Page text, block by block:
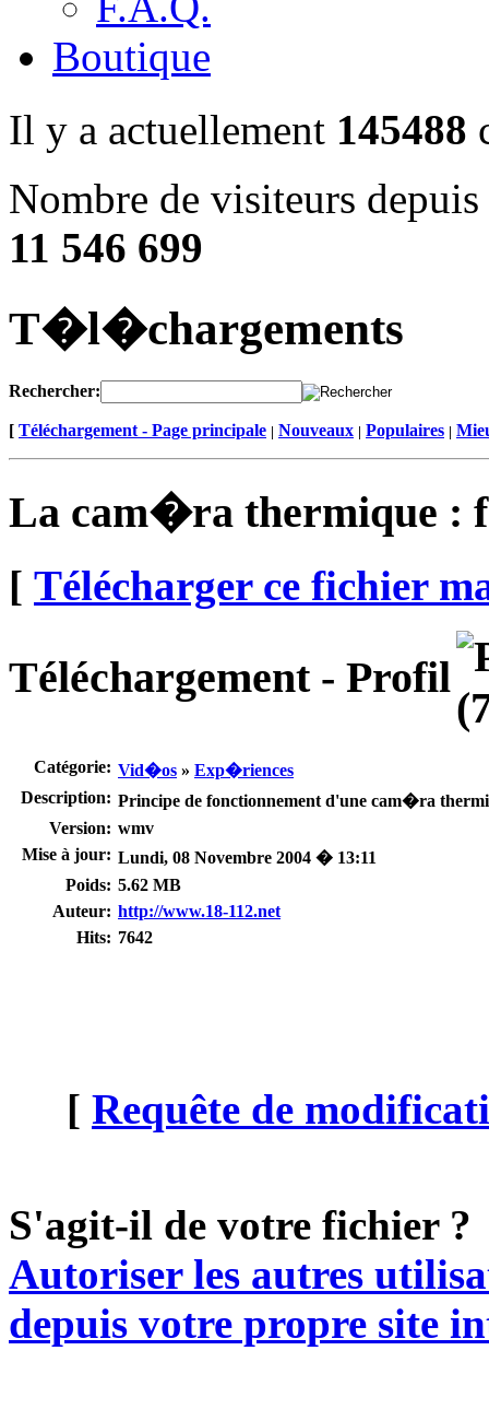
Boutique
Il y a actuellement 145488
Nombre de visiteurs
11 546 699
T�l�chargements
Rechercher:
[ Téléchargement - Page principale | Nouveaux | Populaires |
La cam�ra thermique :
[ Télécharger ce fichier
Téléchargement - Profil
Catégorie: Vid�os » Exp�riences
Description: Principe de fonctionnement d'une cam�ra
Version: wmv
Mise à jour: Lundi, 08 Novembre 2004 � 13:11
Poids: 5.62 MB
Auteur: http://www.18-112.net
Hits: 7642
[ Requête de
S'agit-il de votre fichier ?
Autoriser les autres
depuis votre propre site